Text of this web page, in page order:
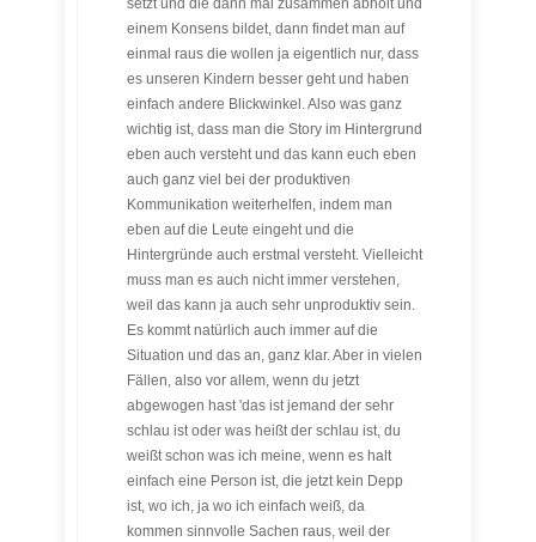
setzt und die dann mal zusammen abholt und
einem Konsens bildet, dann findet man auf
einmal raus die wollen ja eigentlich nur, dass
es unseren Kindern besser geht und haben
einfach andere Blickwinkel. Also was ganz
wichtig ist, dass man die Story im Hintergrund
eben auch versteht und das kann euch eben
auch ganz viel bei der produktiven
Kommunikation weiterhelfen, indem man
eben auf die Leute eingeht und die
Hintergründe auch erstmal versteht. Vielleicht
muss man es auch nicht immer verstehen,
weil das kann ja auch sehr unproduktiv sein.
Es kommt natürlich auch immer auf die
Situation und das an, ganz klar. Aber in vielen
Fällen, also vor allem, wenn du jetzt
abgewogen hast 'das ist jemand der sehr
schlau ist oder was heißt der schlau ist, du
weißt schon was ich meine, wenn es halt
einfach eine Person ist, die jetzt kein Depp
ist, wo ich, ja wo ich einfach weiß, da
kommen sinnvolle Sachen raus, weil der